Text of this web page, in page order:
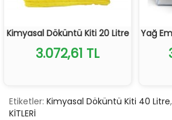
Kimyasal Döküntü Kiti 20 Litre
3.072,61 TL
Yağ
Etiketler: Kimyasal Döküntü Kiti 40 Litre,
KİTLERİ